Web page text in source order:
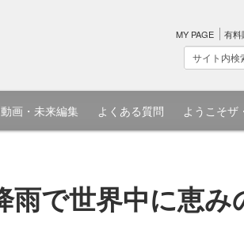
MY PAGE 有料
動画・未来編集 よくある質問 ようこそザ
雨で世界中に恵み